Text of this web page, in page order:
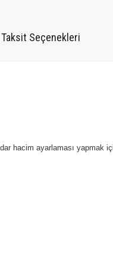
Taksit Seçenekleri
hacim ayarlaması yapmak